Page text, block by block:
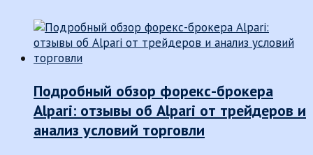
Подробный обзор форекс-брокера
Alpari: отзывы об Alpari от трейдеров и
анализ условий торговли